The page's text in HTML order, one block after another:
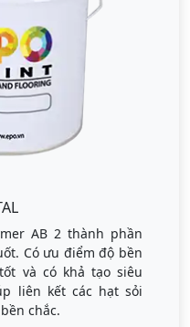
AB 2 thành phần
Có ưu điểm độ bền
và có khả tạo siêu
liên kết các hạt sỏi
chắc.